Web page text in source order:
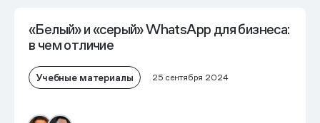
«Белый» и «серый» WhatsApp для бизнеса:
в чем отличие
Учебные материалы 25 сентября 2024